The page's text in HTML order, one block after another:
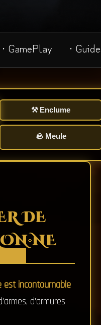
· GamePlay ·
⚒️ Enclume
🪨 Meule
DE
est incontournable
d'armures